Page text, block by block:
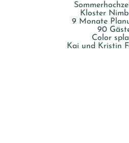
Kloster
9 Monate
90
Color
Kai und Kristin